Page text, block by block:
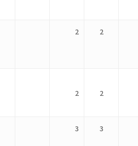
2 2
2 2
3 3